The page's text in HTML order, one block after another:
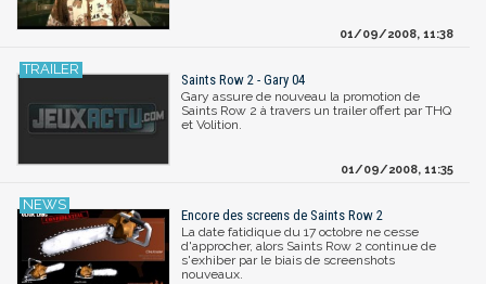
01/09/2008, 11:38
Saints Row 2 - Gary 04
Gary assure de nouveau la promotion de
Saints Row 2 à travers un trailer offert par THQ
et Volition.
01/09/2008, 11:35
Encore des screens de Saints Row 2
La date fatidique du 17 octobre ne cesse
d'approcher, alors Saints Row 2 continue de
s'exhiber par le biais de screenshots
nouveaux.